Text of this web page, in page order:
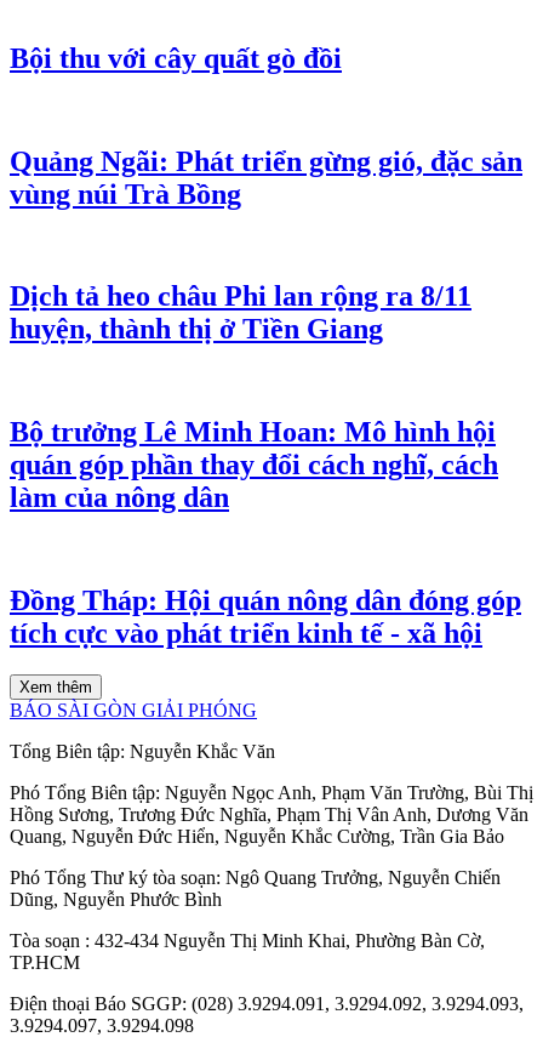
Bội thu với cây quất gò đồi
Quảng Ngãi: Phát triển gừng gió, đặc sản
vùng núi Trà Bồng
Dịch tả heo châu Phi lan rộng ra 8/11
huyện, thành thị ở Tiền Giang
Bộ trưởng Lê Minh Hoan: Mô hình hội
quán góp phần thay đổi cách nghĩ, cách
làm của nông dân
Đồng Tháp: Hội quán nông dân đóng góp
tích cực vào phát triển kinh tế - xã hội
Xem thêm
BÁO SÀI GÒN GIẢI PHÓNG
Tổng Biên tập: Nguyễn Khắc Văn
Phó Tổng Biên tập: Nguyễn Ngọc Anh, Phạm Văn Trường, Bùi Thị
Hồng Sương, Trương Đức Nghĩa, Phạm Thị Vân Anh, Dương Văn
Quang, Nguyễn Đức Hiển, Nguyễn Khắc Cường, Trần Gia Bảo
Phó Tổng Thư ký tòa soạn: Ngô Quang Trưởng, Nguyễn Chiến
Dũng, Nguyễn Phước Bình
Tòa soạn : 432-434 Nguyễn Thị Minh Khai, Phường Bàn Cờ,
TP.HCM
Điện thoại Báo SGGP: (028) 3.9294.091, 3.9294.092, 3.9294.093,
3.9294.097, 3.9294.098